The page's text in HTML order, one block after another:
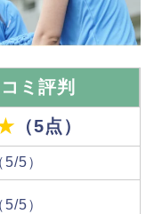
ミ評判
（5点）
5/5）
5/5）